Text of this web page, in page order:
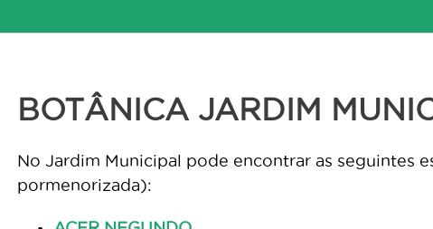
BOTÂNICA JARDIM
No Jardim Municipal pode encontrar as seguintes
pormenorizada):